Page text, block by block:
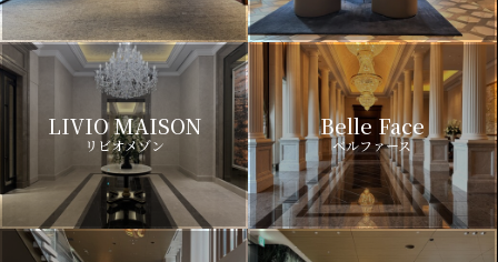
LIVIO MAISON
リビオメゾン
Belle Face
ベルファース